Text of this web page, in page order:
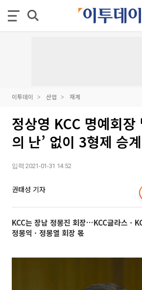
이투데이 산업 재계
정상영 KCC 명예회장
의 난’ 없이 3형제 승
입력 2021-01-31 14:52
권태성 기자
KCC는 장남 정몽진 회장…KCC글라스ㆍ
정몽익ㆍ정몽열 회장 몫